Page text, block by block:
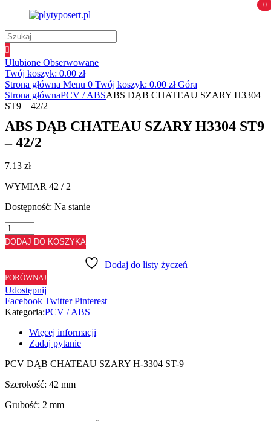
Wyszukiwanie
produktów
0
Ulubione Obserwowane
0
Twój koszyk: 0.00 zł
Strona główna Menu 0 Twój koszyk: 0.00 zł Góra
Strona głównaPCV / ABSABS DĄB CHATEAU SZARY H3304
ST9 – 42/2
ABS DĄB CHATEAU SZARY H3304 ST9
– 42/2
7.13 zł
WYMIAR 42 / 2
Dostępność: Na stanie
ilość
ABS
DĄB
SZARY
H3304
ST9
-
42/2
DODAJ DO KOSZYKA
Dodaj do listy życzeń
PORÓWNAJ
Udostępnij
Facebook Twitter Pinterest
Kategoria:PCV / ABS
Więcej informacji
Zadaj pytanie
PCV DĄB CHATEAU SZARY H-3304 ST-9
Szerokość: 42 mm
Grubość: 2 mm